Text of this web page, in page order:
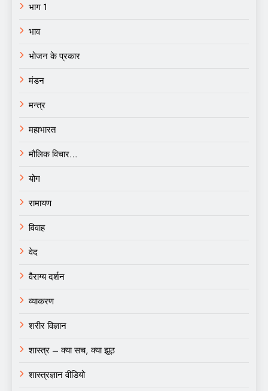
भाग 1
भाव
भोजन के प्रकार
मंडन
मन्त्र
महाभारत
मौलिक विचार…
योग
रामायण
विवाह
वेद
वैराग्य दर्शन
व्याकरण
शरीर विज्ञान
शास्त्र – क्या सच, क्या झूठ
शास्त्रज्ञान वीडियो